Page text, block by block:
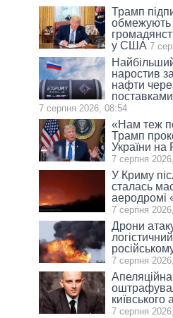
Трамп
обмежують
у США 7
наростив
нафти
7 серпня 2026, 08:54
«Нам теж
Трамп
України на
7 серпня
У Криму
сталась
аеродромі
7 серпня
Дрони
7 серпня
київського
7 серпня